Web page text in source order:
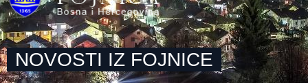
NOVOSTI IZ FOJNICE